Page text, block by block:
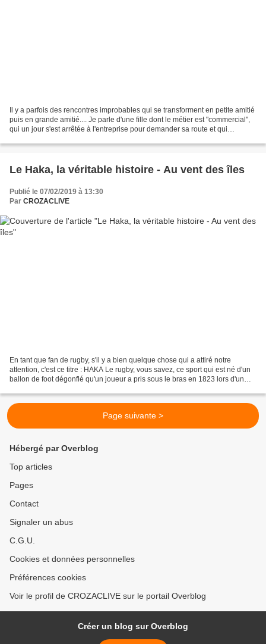
Il y a parfois des rencontres improbables qui se transforment en petite amitié
puis en grande amitié.... Je parle d'une fille dont le métier est "commercial",
qui un jour s'est arrêtée à l'entreprise pour demander sa route et qui
Le Haka, la véritable histoire - Au vent des îles
Publié le 07/02/2019 à 13:30
Par CROZACLIVE
En tant que fan de rugby, s'il y a bien quelque chose qui a attiré notre
attention, c'est ce titre : HAKA Le rugby, vous savez, ce sport qui est né d'un
ballon de foot dégonflé qu'un joueur a pris sous le bras en 1823 lors d'un
Page suivante >
Hébergé par Overblog
Top articles
Pages
Contact
Signaler un abus
C.G.U.
Cookies et données personnelles
Préférences cookies
Voir le profil de CROZACLIVE sur le portail Overblog
Créer un blog sur Overblog